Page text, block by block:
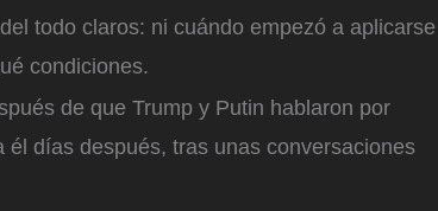
todo claros: ni cuándo empezó a aplicarse
condiciones.
de que Trump y Putin hablaron por
días después, tras unas conversaciones